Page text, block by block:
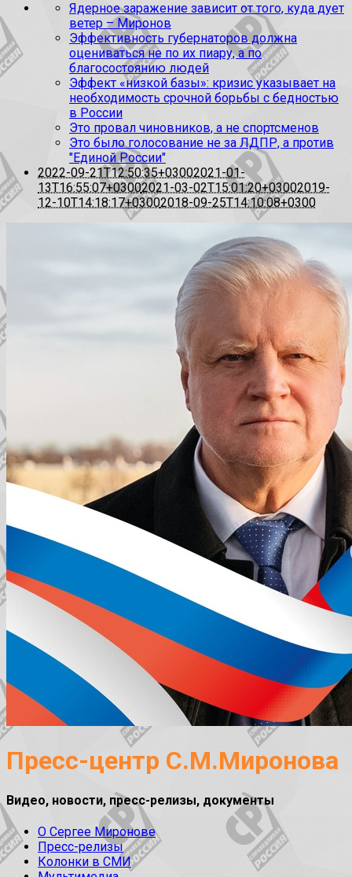
Ядерное заражение зависит от того, куда дует
ветер – Миронов
Эффективность губернаторов должна
оцениваться не по их пиару, а по
благосостоянию людей
Эффект «низкой базы»: кризис указывает на
необходимость срочной борьбы с бедностью
в России
Это провал чиновников, а не спортсменов
Это было голосование не за ЛДПР, а против
"Единой России"
2022-09-21T12:50:35+03002021-01-
13T16:55:07+03002021-03-02T15:01:20+03002019-
12-10T14:18:17+03002018-09-25T14:10:08+0300
Пресс-центр С.М.Миронова
Видео, новости, пресс-релизы, документы
О Сергее Миронове
Пресс-релизы
Колонки в СМИ